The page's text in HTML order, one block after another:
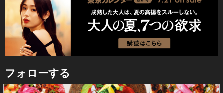
フォローする